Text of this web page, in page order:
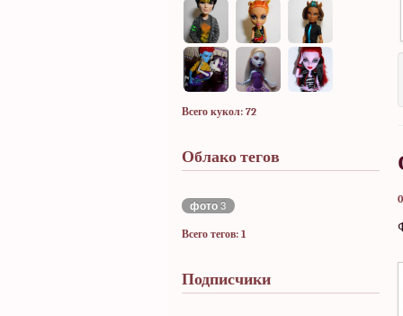
Всего кукол: 72
Облако тегов
фото3
Всего тегов: 1
Подписчики